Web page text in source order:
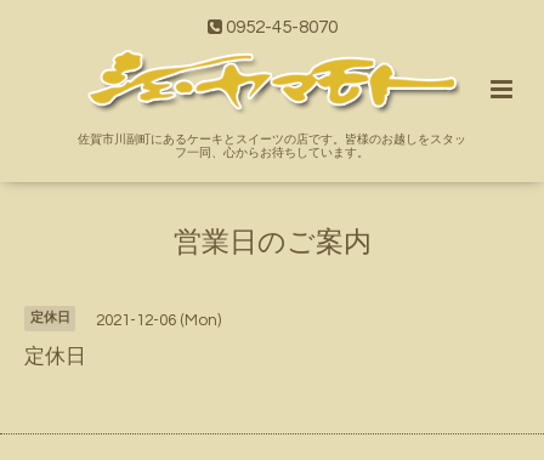
0952-45-8070
佐賀市川副町にあるケーキとスイーツの店です。皆様のお越しをスタッ
フ一同、心からお待ちしています。
営業日のご案内
定休日 2021-12-06 (Mon)
定休日